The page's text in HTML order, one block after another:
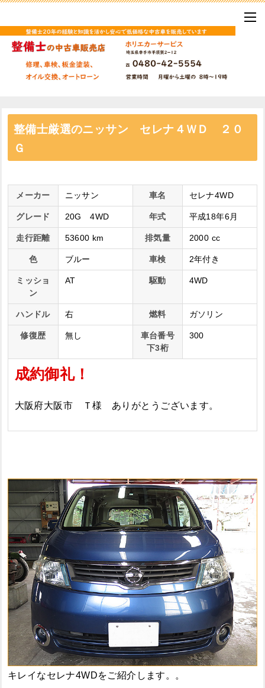
整備士厳選のニッサン セレナ４ＷＤ ２０
Ｇ
メーカー ニッサン 車名 セレナ4WD
グレード 20G 4WD 年式 平成18年6月
走行距離 53600 km 排気量 2000 cc
色 ブルー 車検 2年付き
ミッショ
ン
AT 駆動 4WD
ハンドル 右 燃料 ガソリン
修復歴 無し
車台番号
下3桁
300
成約御礼！
大阪府大阪市 Ｔ様 ありがとうございます。
キレイなセレナ4WDをご紹介します。。